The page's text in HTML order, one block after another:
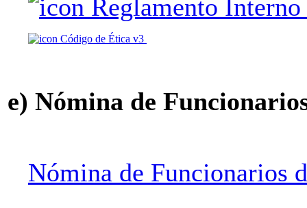
Reglamento
Código de Ética v3
e) Nómina de
Nómina de Funcionarios